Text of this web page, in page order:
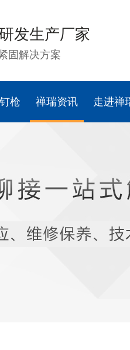
发生产厂家
固解决方案
枪 禅瑞资讯 走进禅